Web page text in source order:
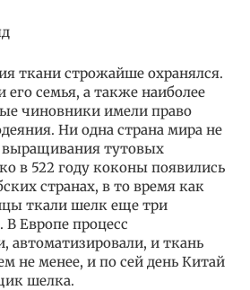
ткани строжайше охранялся.
его семья, а также наиболее
чиновники имели право
Ни одна страна мира не
выращивания тутовых
в 522 году коконы появились
странах, в то время как
ткали шелк еще три
В Европе процесс
автоматизировали, и ткань
не менее, и по сей день Китай
шелка.